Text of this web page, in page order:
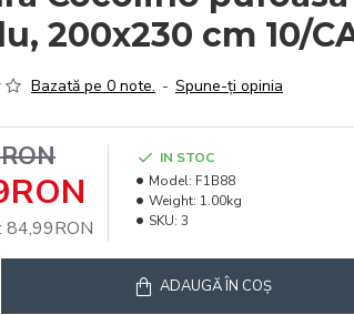
200x230 cm 10/
Bazată pe 0 note. - Spune-ţi opinia
84,99RON
IN STOC
Model: F1B88
Weight: 1.00kg
SKU: 3
ADAUGĂ ÎN COŞ